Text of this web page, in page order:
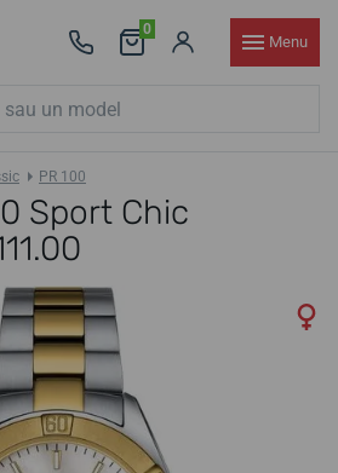
0
Menu
PR 100
Sport Chic